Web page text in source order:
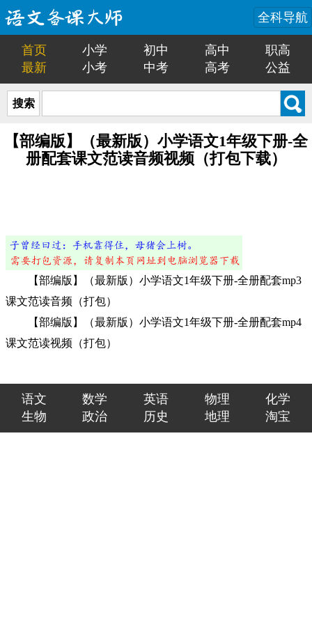
全科导航
首页 小学 初中 高中
职高
最新
小考 中考 高考 公益
搜索
【部编版】（最新版）小学语文1年级下册-全
册配套课文范读音频视频（打包下载）
【部编版】（最新版）小学语文1年级下册-全册配套mp3
课文范读音频（打包）
【部编版】（最新版）小学语文1年级下册-全册配套mp4
课文范读视频（打包）
语文 数学 英语 物理
化学
生物
政治 历史 地理 淘宝